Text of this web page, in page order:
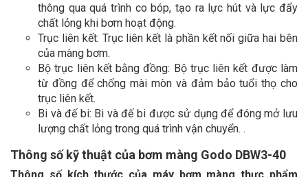
thông qua quá trình co bóp, tạo ra lực hút và lực đẩy
chất lỏng khi bơm hoạt động.
Trục liên kết: Trục liên kết là phần kết nối giữa hai bên
của màng bơm.
Bộ trục liên kết bằng đồng: Bộ trục liên kết được làm
từ đồng để chống mài mòn và đảm bảo tuổi thọ cho
trục liên kết.
Bi và đế bi: Bi và đế bi được sử dụng để đóng mở lưu
lượng chất lỏng trong quá trình vận chuyển. .
Thông số kỹ thuật của bơm màng Godo DBW3-40
Thông số kích thước của máy bơm màng thực phẩm